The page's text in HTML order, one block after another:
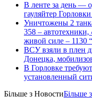
В ленте за день —
гауляйтер
Уничтожены 2
358 –
живой силе – 1130
ВСУ взяли в плен
Донецка,
В Горловке
установленный
Більше з НовостиБільше